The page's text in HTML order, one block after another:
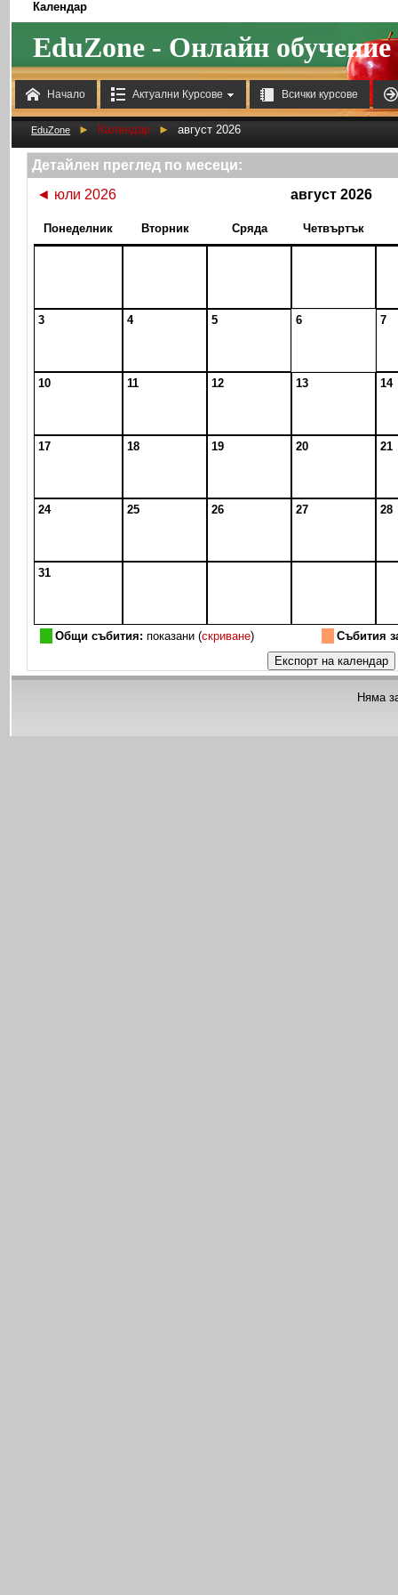
 Начало  Актуални Курсове  Всички курсове 
Календар
EduZone - Онлайн обучение
EduZone ► Календар ► август 2026
Детайлен преглед по месеци:
◄ юли 2026 август 2026
Понеделник Вторник Сряда Четвъртък
3 4 5 6 7
10 11 12 13 14
17 18 19 20 21
24 25 26 27 28
31
Общи събития: показани (скриване) Събития
Няма